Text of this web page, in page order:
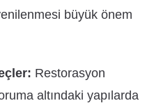
büyük önem
Restorasyon
altındaki yapılarda